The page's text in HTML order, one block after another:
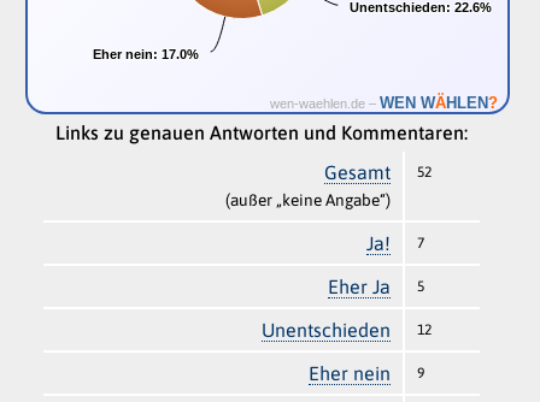
Unentschieden: 22.6%
Unentschieden: 22.6%
Eher nein: 17.0%
Eher nein: 17.0%
wen-waehlen.de – WEN WÄHLEN?
Links zu genauen Antworten und Kommentaren:
Gesamt
(außer „keine Angabe“)
52
Ja! 7
Eher Ja 5
Unentschieden 12
Eher nein 9